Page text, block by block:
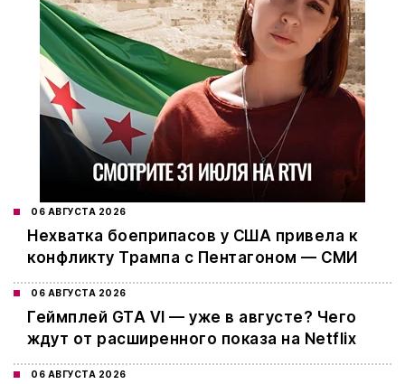
06 АВГУСТА 2026
Нехватка боеприпасов у США привела к
конфликту Трампа с Пентагоном — СМИ
06 АВГУСТА 2026
Геймплей GTA VI — уже в августе? Чего
ждут от расширенного показа на Netflix
06 АВГУСТА 2026